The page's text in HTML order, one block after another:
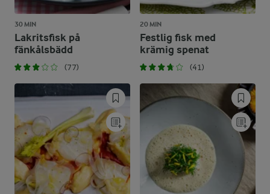
30 MIN
Lakritsfisk på
fänkålsbädd
(77)
20 MIN
Festlig fisk med
krämig spenat
(41)